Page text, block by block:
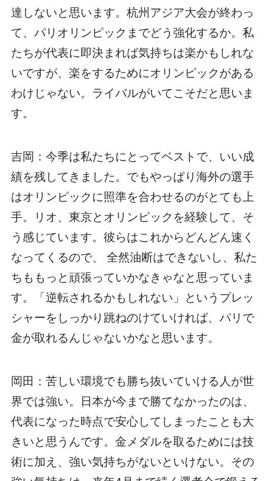
達しないと思います。杭州アジア大会が終わっ
て、パリオリンピックまでどう強化するか。私
たちが代表に即決まれば気持ちは楽かもしれな
いですが、楽をするためにオリンピックがある
わけじゃない。ライバルがいてこそだと思いま
す。
吉岡：今季は私たちにとってベストで、いい成
績を残してきました。でもやっぱり海外の選手
はオリンピックに照準を合わせるのがとても上
手。リオ、東京とオリンピックを経験して、そ
う感じています。彼らはこれからどんどん速く
なってくるので、 全然油断はできないし、私た
ちももっと頑張っていかなきゃなと思っていま
す。「逆転されるかもしれない」というプレッ
シャーをしっかり跳ねのけていければ、パリで
金が取れるんじゃないかなと思います。
岡田：苦しい環境でも勝ち抜いていける人が世
界では強い。日本が今まで勝てなかったのは、
代表になった時点で安心してしまったことも大
きいと思うんです。金メダルを取るためには技
術に加え、強い気持ちがないといけない。その